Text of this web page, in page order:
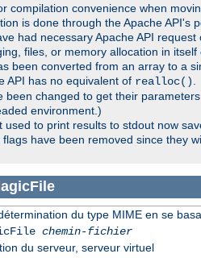
compilation convenience when
is done through the Apache API's
had necessary Apache API
files, or memory allocation in
been converted from an array to a
API has no equivalent of realloc()
been changed to get their
environment.)
used to print results to stdout now
have been removed since they
du type MIME en se
chemin-fichier
du serveur, serveur virtuel